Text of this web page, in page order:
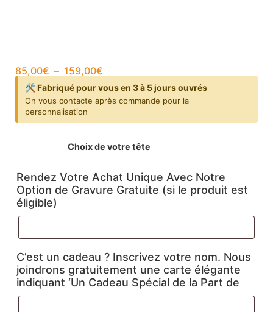
85,00€ – 159,00€
🛠️ Fabriqué pour vous en 3 à 5 jours ouvrés
On vous contacte après commande pour la
personnalisation
Choix de votre tête
Rendez Votre Achat Unique Avec Notre
Option de Gravure Gratuite (si le produit est
éligible)
C’est un cadeau ? Inscrivez votre nom. Nous
joindrons gratuitement une carte élégante
indiquant ‘Un Cadeau Spécial de la Part de